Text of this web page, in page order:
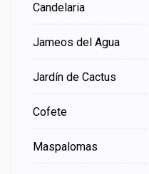
Candelaria
Jameos del Agua
Jardín de Cactus
Cofete
Maspalomas